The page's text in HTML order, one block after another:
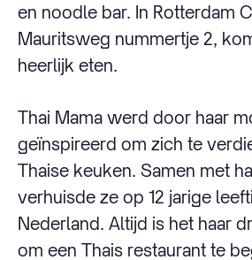
en noodle bar. In Rotterdam
Mauritsweg nummertje 2,
heerlijk eten.
Thai Mama werd door haar
geïnspireerd om zich te
Thaise keuken. Samen met
verhuisde ze op 12 jarige
Nederland. Altijd is het haar
om een Thais restaurant te